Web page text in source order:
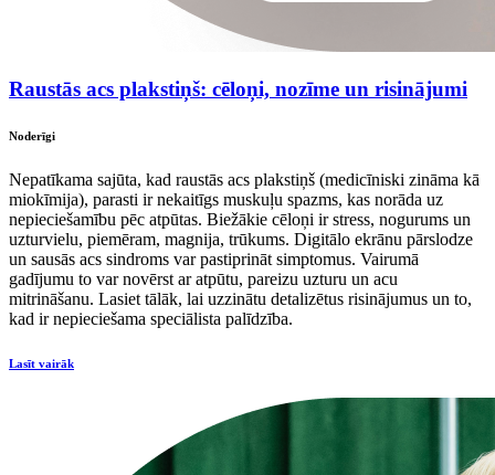
Raustās acs plakstiņš: cēloņi, nozīme un risinājumi
Noderīgi
Nepatīkama sajūta, kad raustās acs plakstiņš (medicīniski zināma kā
miokīmija), parasti ir nekaitīgs muskuļu spazms, kas norāda uz
nepieciešamību pēc atpūtas. Biežākie cēloņi ir stress, nogurums un
uzturvielu, piemēram, magnija, trūkums. Digitālo ekrānu pārslodze
un sausās acs sindroms var pastiprināt simptomus. Vairumā
gadījumu to var novērst ar atpūtu, pareizu uzturu un acu
mitrināšanu. Lasiet tālāk, lai uzzinātu detalizētus risinājumus un to,
kad ir nepieciešama speciālista palīdzība.
Lasīt vairāk